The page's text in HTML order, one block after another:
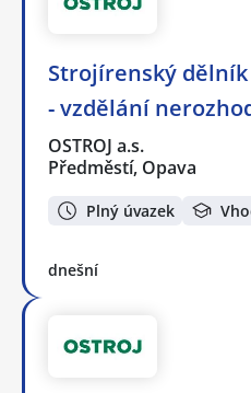
Strojírenský
- vzdělání
OSTROJ a.s.
Předměstí, Opava
Plný úvazek
dnešní